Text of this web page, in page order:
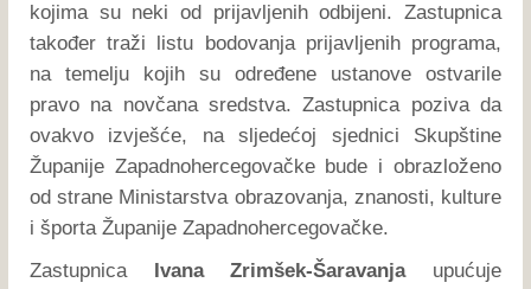
kojima su neki od prijavljenih odbijeni. Zastupnica
također traži listu bodovanja prijavljenih programa,
na temelju kojih su određene ustanove ostvarile
pravo na novčana sredstva. Zastupnica poziva da
ovakvo izvješće, na sljedećoj sjednici Skupštine
Županije Zapadnohercegovačke bude i obrazloženo
od strane Ministarstva obrazovanja, znanosti, kulture
i športa Županije Zapadnohercegovačke.
Zastupnica
Ivana Zrimšek-Šaravanjaupućuje